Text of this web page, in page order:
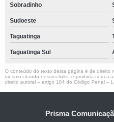
Sobradinho
Sudoeste
Taguatinga
Taguatinga Sul
O conteúdo do texto desta página é de direito
mesmo citando nossos links, é proibida sem a
direito autoral – artigo 184 do Código Penal –
Prisma